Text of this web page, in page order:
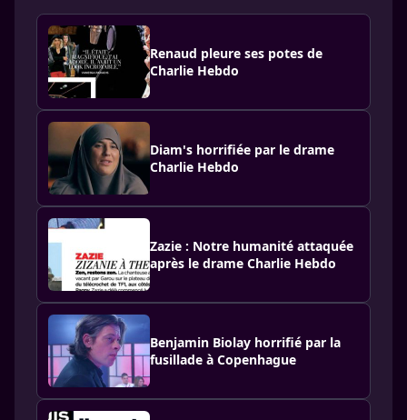
Renaud pleure ses potes de
Charlie Hebdo
Diam's horrifiée par le drame
Charlie Hebdo
Zazie : Notre humanité attaquée
après le drame Charlie Hebdo
Benjamin Biolay horrifié par la
fusillade à Copenhague